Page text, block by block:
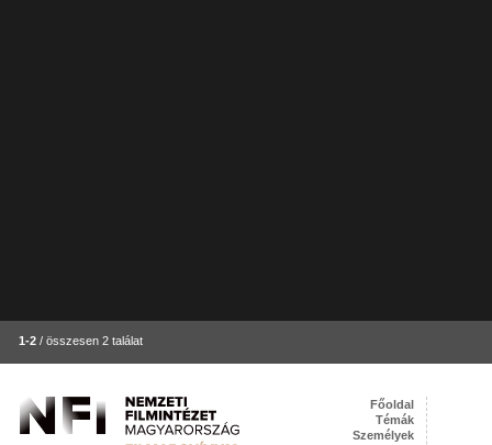
1-2 / összesen 2 találat
Főoldal
Témák
Személyek